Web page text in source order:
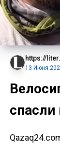
https://
13 Июня
спасли